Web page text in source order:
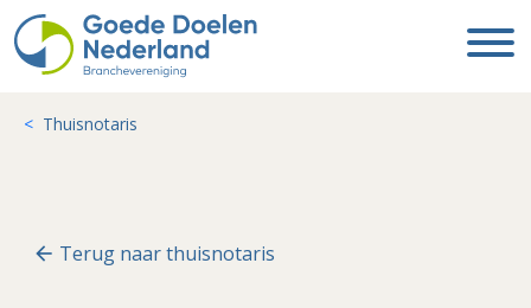
Thuisnotaris
Terug naar thuisnotaris